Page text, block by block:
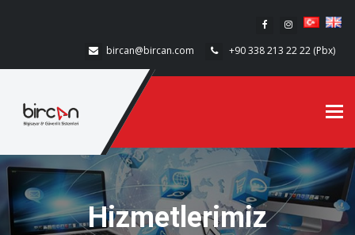
bircan@bircan.com +90 338 213 22 22 (Pbx)
Hizmetlerimiz